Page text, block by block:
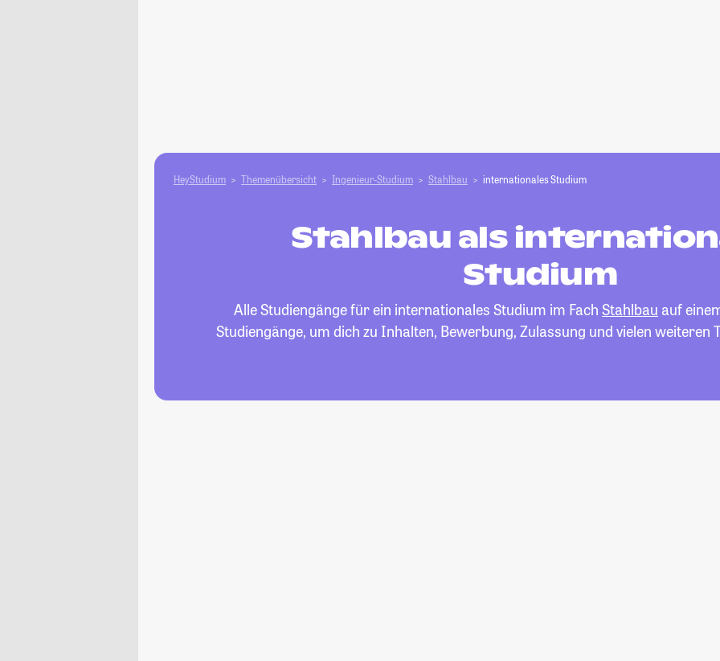
HeyStudium Themenübersicht Ingenieur-Studium Stahlbau internationales Studium
Stahlbau als
Studium
Alle Studiengänge für ein internationales Studium im Fach Stahlbau auf
Studiengänge, um dich zu Inhalten, Bewerbung, Zulassung und vielen weiteren